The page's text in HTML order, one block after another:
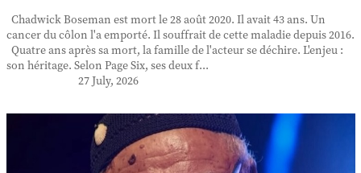
Chadwick Boseman est mort le 28 août 2020. Il avait 43 ans. Un
cancer du côlon l'a emporté. Il souffrait de cette maladie depuis 2016.
Quatre ans après sa mort, la famille de l'acteur se déchire. L'enjeu :
son héritage. Selon Page Six, ses deux f...
27 July, 2026